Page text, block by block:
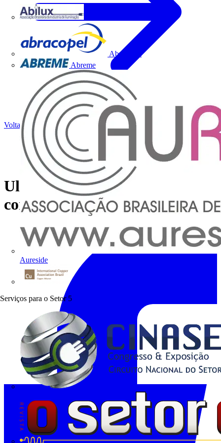
Abracopel
Abreme
Aureside
Serviços para o Setor 5
Voltar para Notícias
Ultracker Drums na
construção de Data Centers